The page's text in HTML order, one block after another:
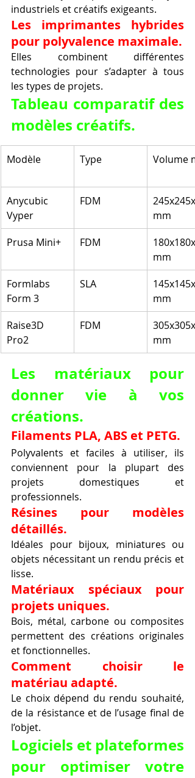
industriels et créatifs exigeants.
Les imprimantes hybrides
pour polyvalence maximale.
Elles combinent différentes
technologies pour s’adapter à tous
les types de projets.
Tableau comparatif des
modèles créatifs.
Modèle Type Volume
Anycubic
Vyper
FDM
mm
Prusa Mini+
FDM
mm
Formlabs
Form 3
SLA
mm
Raise3D
Pro2
FDM
mm
Les matériaux pour
donner vie à vos
créations.
Filaments PLA, ABS et PETG.
Polyvalents et faciles à utiliser, ils
conviennent pour la plupart des
projets domestiques et
professionnels.
Résines pour modèles
détaillés.
Idéales pour bijoux, miniatures ou
objets nécessitant un rendu précis et
lisse.
Matériaux spéciaux pour
projets uniques.
Bois, métal, carbone ou composites
permettent des créations originales
et fonctionnelles.
Comment choisir le
matériau adapté.
Le choix dépend du rendu souhaité,
de la résistance et de l’usage final de
l’objet.
Logiciels et plateformes
pour optimiser votre